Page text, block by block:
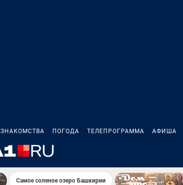
ЗНАКОМСТВА ПОГОДА ТЕЛЕПРОГРАММА АФИША
Самое соленое озеро Башкирии